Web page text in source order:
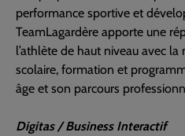
performance sportive et
TeamLagardère apporte une
l’athlète de haut niveau avec
scolaire, formation et
âge et son parcours
Digitas / Business Interactif